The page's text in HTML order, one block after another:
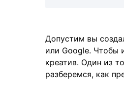
Допустим вы
или Google. Чтобы
креатив. Один из
разберемся, как